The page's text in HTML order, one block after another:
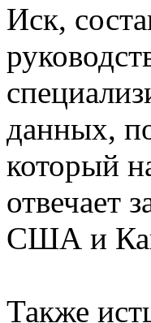
Иск,
данных,
который
отвечает
США и
Также